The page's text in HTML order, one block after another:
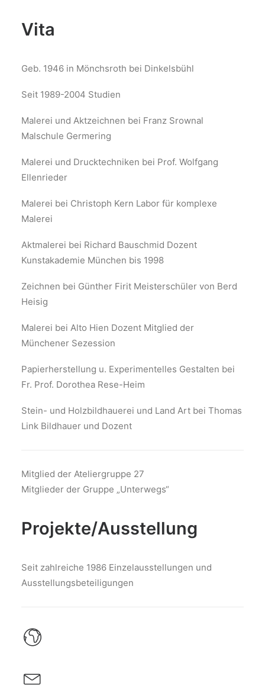
Vita
Geb. 1946 in Mönchsroth bei Dinkelsbühl
Seit 1989-2004 Studien
Malerei und Aktzeichnen bei Franz Srownal
Malschule Germering
Malerei und Drucktechniken bei Prof. Wolfgang
Ellenrieder
Malerei bei Christoph Kern Labor für komplexe
Malerei
Aktmalerei bei Richard Bauschmid Dozent
Kunstakademie München bis 1998
Zeichnen bei Günther Firit Meisterschüler von Berd
Heisig
Malerei bei Alto Hien Dozent Mitglied der
Münchener Sezession
Papierherstellung u. Experimentelles Gestalten bei
Fr. Prof. Dorothea Rese-Heim
Stein- und Holzbildhauerei und Land Art bei Thomas
Link Bildhauer und Dozent
Mitglied der Ateliergruppe 27
Mitglieder der Gruppe „Unterwegs“
Projekte/Ausstellung
Seit zahlreiche 1986 Einzelausstellungen und
Ausstellungsbeteiligungen